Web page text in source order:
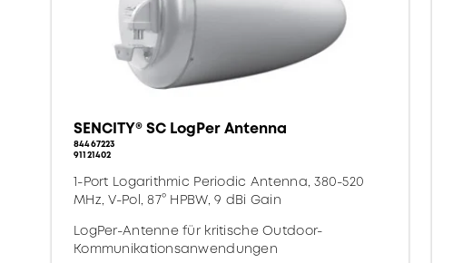
SENCITY® SC LogPer Antenna
84467223
91121402
1-Port Logarithmic Periodic Antenna, 380-520
MHz, V-Pol, 87° HPBW, 9 dBi Gain
LogPer-Antenne für kritische Outdoor-
Kommunikationsanwendungen